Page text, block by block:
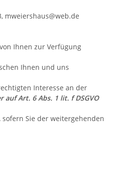
mweiershaus@web.de
Ihnen zur Verfügung
Ihnen und uns
Interesse an der
Art. 6 Abs. 1 lit. f DSGVO
Sie der weitergehenden